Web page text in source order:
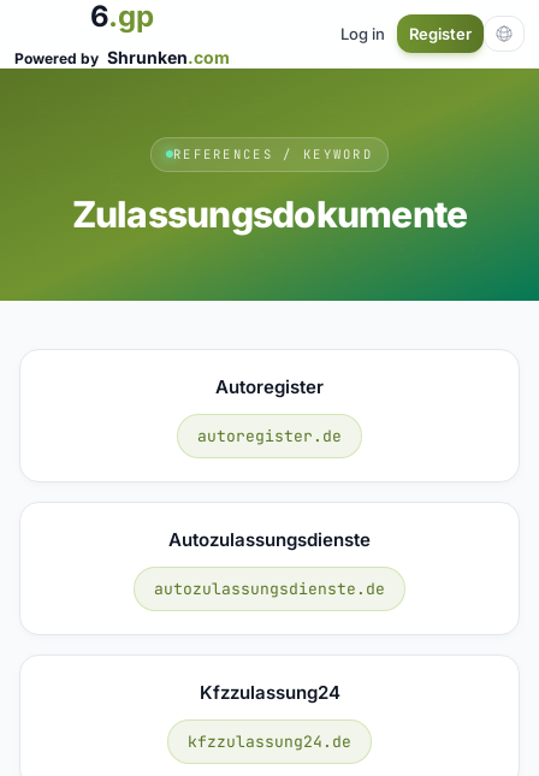
6.gp
Powered by Shrunken.com
Log in Register
REFERENCES / KEYWORD
Zulassungsdokumente
Autoregister
autoregister.de
Autozulassungsdienste
autozulassungsdienste.de
Kfzzulassung24
kfzzulassung24.de